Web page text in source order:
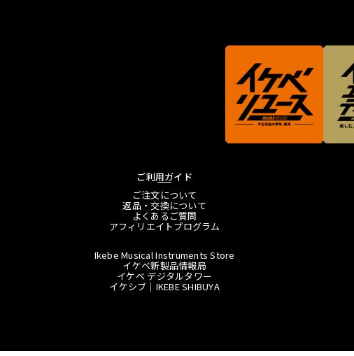
ご利用ガイド
ご注文について
返品・交換について
よくあるご質問
アフィリエイトプログラム
Ikebe Musical Instruments Store
イケベ新製品情報局
イケベ デジタルタワー
イケシブ｜IKEBE SHIBUYA